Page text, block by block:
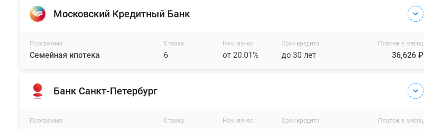
Московский Кредитный Банк
Программа
Семейная ипотека
Ставка
6
Нач. взнос
от 20.01%
Срок кредита
до 30 лет
Платеж в месяц
36,626 ₽
Банк Санкт-Петербург
Программа Ставка Нач. взнос Срок кредита Платеж в месяц